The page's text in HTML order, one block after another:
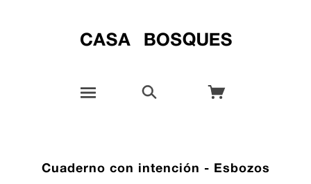
Cuaderno con intención - Esbozos